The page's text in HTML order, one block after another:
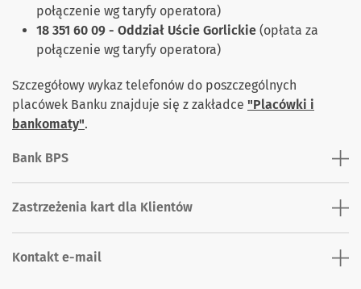
połączenie wg taryfy operatora)
18 351 60 09 - Oddział Uście Gorlickie (opłata za
połączenie wg taryfy operatora)
Szczegółowy wykaz telefonów do poszczególnych
placówek Banku znajduje się z zakładce "Placówki i
bankomaty".
Bank BPS
Zastrzeżenia kart dla Klientów
Kontakt e-mail